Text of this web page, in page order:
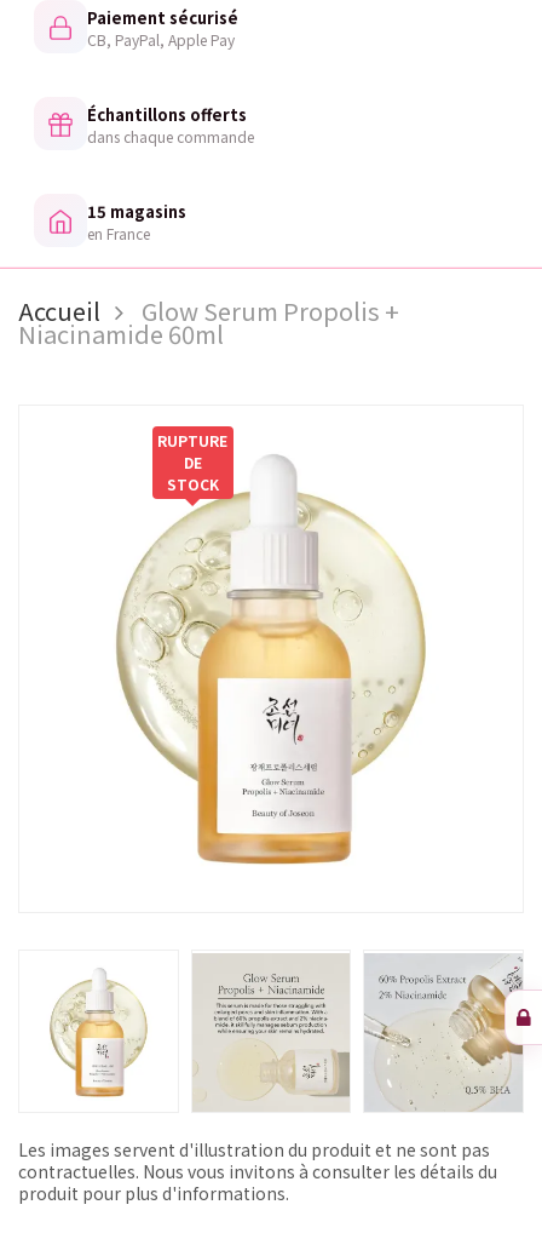
Paiement sécurisé
CB, PayPal, Apple Pay
Échantillons offerts
dans chaque commande
15 magasins
en France
Accueil Glow Serum Propolis +
Niacinamide 60ml
RUPTURE
DE
STOCK
Les images servent d'illustration du produit et ne sont pas
contractuelles. Nous vous invitons à consulter les détails du
produit pour plus d'informations.